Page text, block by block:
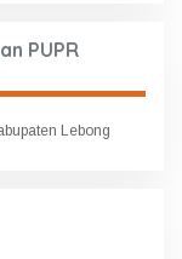
PUPR
Lebong